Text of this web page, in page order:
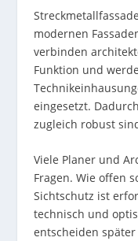
modernen
verbinden
Funktion und
eingesetzt.
zugleich robust
Viele Planer und
Fragen. Wie offen
Sichtschutz ist
technisch und
entscheiden